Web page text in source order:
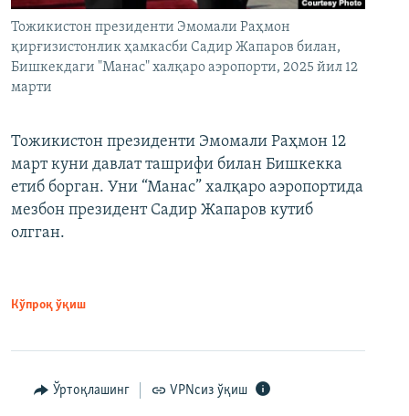
Тожикистон президенти Эмомали Раҳмон
қирғизистонлик ҳамкасби Садир Жапаров билан,
Бишкекдаги "Манас" халқаро аэропорти, 2025 йил 12
марти
Тожикистон президенти Эмомали Раҳмон 12
март куни давлат ташрифи билан Бишкекка
етиб борган. Уни “Манас” халқаро аэропортида
мезбон президент Садир Жапаров кутиб
олгган.
Кўпроқ ўқиш
Ўртоқлашинг VPNсиз ўқиш